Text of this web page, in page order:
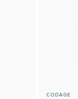
CODAGE